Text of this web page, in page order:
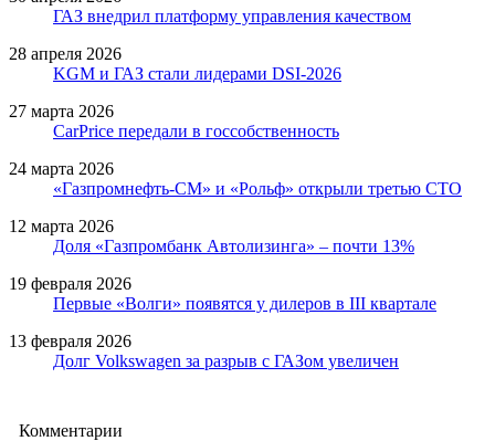
ГАЗ внедрил платформу управления качеством
28 апреля 2026
KGM и ГАЗ стали лидерами DSI-2026
27 марта 2026
CarPrice передали в госсобственность
24 марта 2026
«Газпромнефть-СМ» и «Рольф» открыли третью СТО
12 марта 2026
Доля «Газпромбанк Автолизинга» – почти 13%
19 февраля 2026
Первые «Волги» появятся у дилеров в III квартале
13 февраля 2026
Долг Volkswagen за разрыв с ГАЗом увеличен
Комментарии